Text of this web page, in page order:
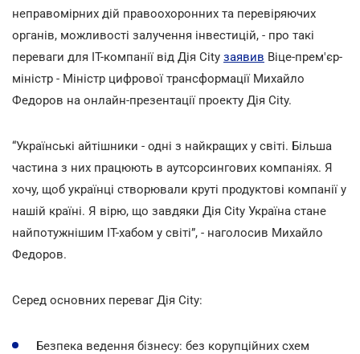
неправомірних дій правоохоронних та перевіряючих
органів, можливості залучення інвестицій, - про такі
переваги для ІТ-компанії від Дія City заявив Віце-прем'єр-
міністр - Міністр цифрової трансформації Михайло
Федоров на онлайн-презентації проекту Дія Сіty.
“Українські айтішники - одні з найкращих у світі. Більша
частина з них працюють в аутсорсингових компаніях. Я
хочу, щоб українці створювали круті продуктові компанії у
нашій країні. Я вірю, що завдяки Дія Сіty Україна стане
найпотужнішим IT-хабом у світі”, - наголосив Михайло
Федоров.
Серед основних переваг Дія City:
Безпека ведення бізнесу: без корупційних схем